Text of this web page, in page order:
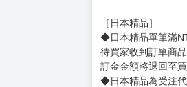
［日本精品］
◆日本精品單筆滿
待買家收到訂單商
訂金金額將退回至買
◆日本精品為受注代